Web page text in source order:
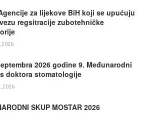
za lijekove BiH koji se upućuju
regsitracije zubotehničke
2026
2026 godine 9. Međunarodni
doktora stomatologije
2026
SKUP MOSTAR 2026